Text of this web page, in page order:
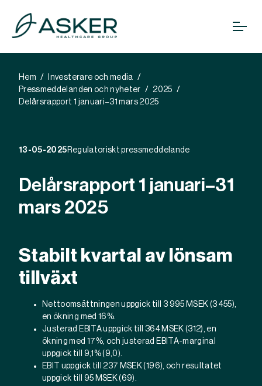
Hem
Investerare och media
Pressmeddelanden och nyheter
2025
Delårsrapport 1 januari–31 mars 2025
13-05-2025 Regulatoriskt pressmeddelande
Delårsrapport 1 januari–31
mars 2025
Stabilt kvartal av lönsam
tillväxt
Nettoomsättningen uppgick till 3 995 MSEK (3 455),
en ökning med 16%.
Justerad EBITA uppgick till 364 MSEK (312), en
ökning med 17%, och justerad EBITA-marginal
uppgick till 9,1% (9,0).
EBIT uppgick till 237 MSEK (196), och resultatet
uppgick till 95 MSEK (69).